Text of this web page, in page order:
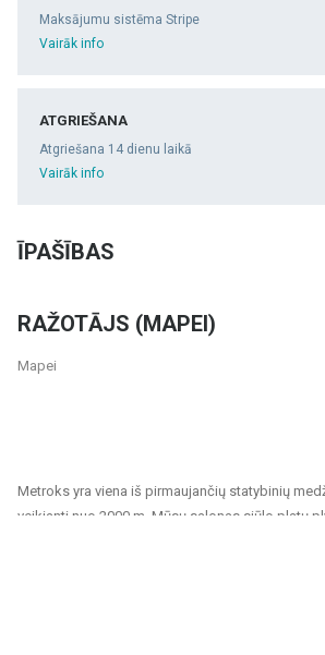
RAŽOTĀJS (MAPEI)
Mapei
Maksājumu sistēma Stripe
Vairāk info
ATGRIEŠANA
Atgriešana 14 dienu laikā
Vairāk info
ĪPAŠĪBAS
Metroks yra viena iš pirmaujančių statybinių
veikianti nuo 2000 m. Mūsų salonas siūlo platų